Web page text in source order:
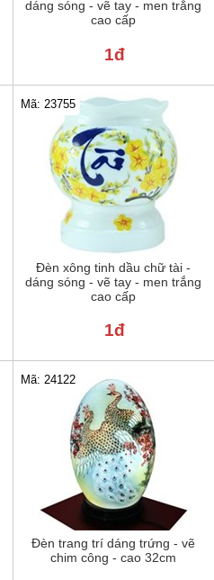
dáng sóng - vẽ tay - men trắng
cao cấp
1đ
Đèn xông tinh dầu chữ tài -
dáng sóng - vẽ tay - men trắng
cao cấp
Mã: 23755
1đ
Đèn trang trí dáng trứng - vẽ
chim công - cao 32cm
Mã: 24122